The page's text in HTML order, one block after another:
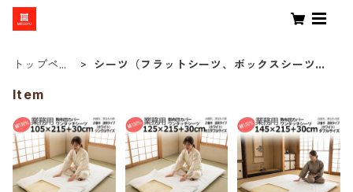
トップペー
シーツ（フラットシーツ、ボックスシーツな
Item